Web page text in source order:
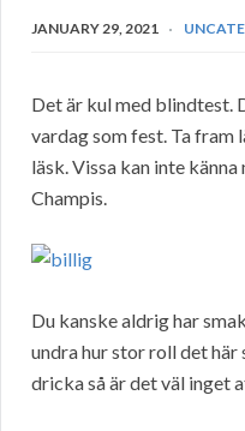
JANUARY 29, 2021
Det är kul med
vardag som fest. Ta fram
läsk. Vissa kan inte
Champis.
Du kanske aldrig har
undra hur stor roll det här
dricka så är det väl inget